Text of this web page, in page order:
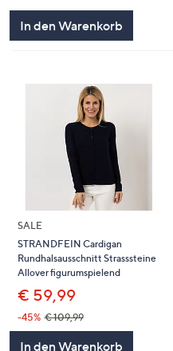
In den Warenkorb
SALE
STRANDFEIN Cardigan
Rundhalsausschnitt Strasssteine
Allover figurumspielend
€ 59,99
-45% € 109,99
In den Warenkorb